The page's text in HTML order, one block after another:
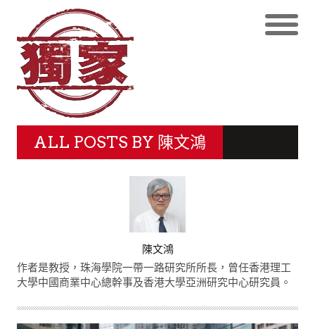
ALL POSTS BY 陳文鴻
陳文鴻
作者是教授，珠海學院一帶一路研究所所長，曾任香港理工
大學中國商業中心總幹事及香港大學亞洲研究中心研究員。